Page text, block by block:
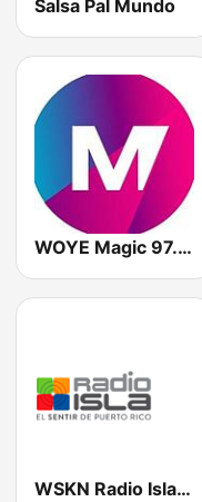
Salsa Pal Mundo
WOYE Magic 97.3 FM
WSKN Radio Isla 1320 AM